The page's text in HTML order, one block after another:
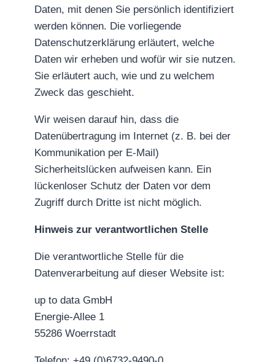
Daten, mit denen Sie persönlich identifiziert
werden können. Die vorliegende
Datenschutzerklärung erläutert, welche
Daten wir erheben und wofür wir sie nutzen.
Sie erläutert auch, wie und zu welchem
Zweck das geschieht.
Wir weisen darauf hin, dass die
Datenübertragung im Internet (z. B. bei der
Kommunikation per E-Mail)
Sicherheitslücken aufweisen kann. Ein
lückenloser Schutz der Daten vor dem
Zugriff durch Dritte ist nicht möglich.
Hinweis zur verantwortlichen Stelle
Die verantwortliche Stelle für die
Datenverarbeitung auf dieser Website ist:
up to data GmbH
Energie-Allee 1
55286 Woerrstadt